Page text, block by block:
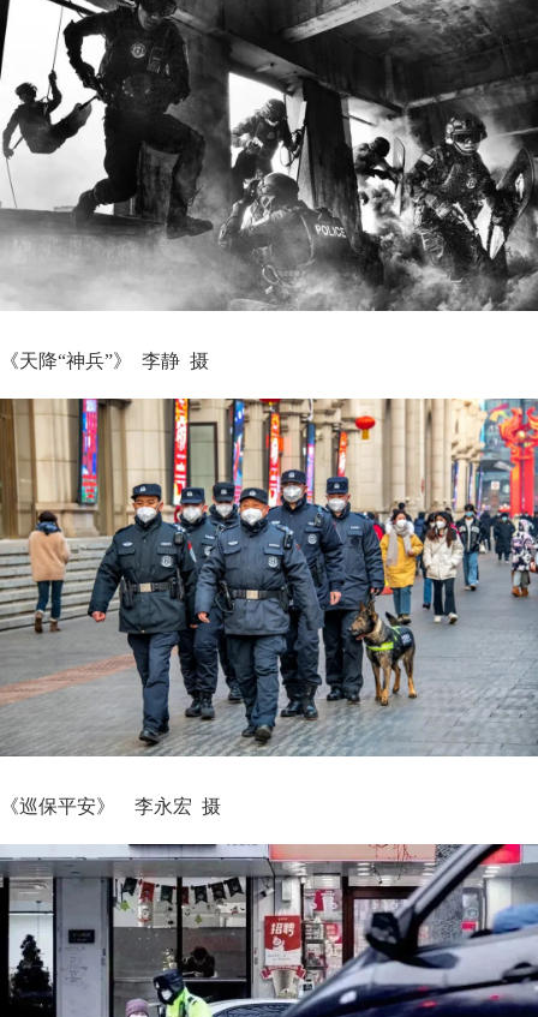
《天降“神兵”》 李静 摄
《巡保平安》 李永宏 摄